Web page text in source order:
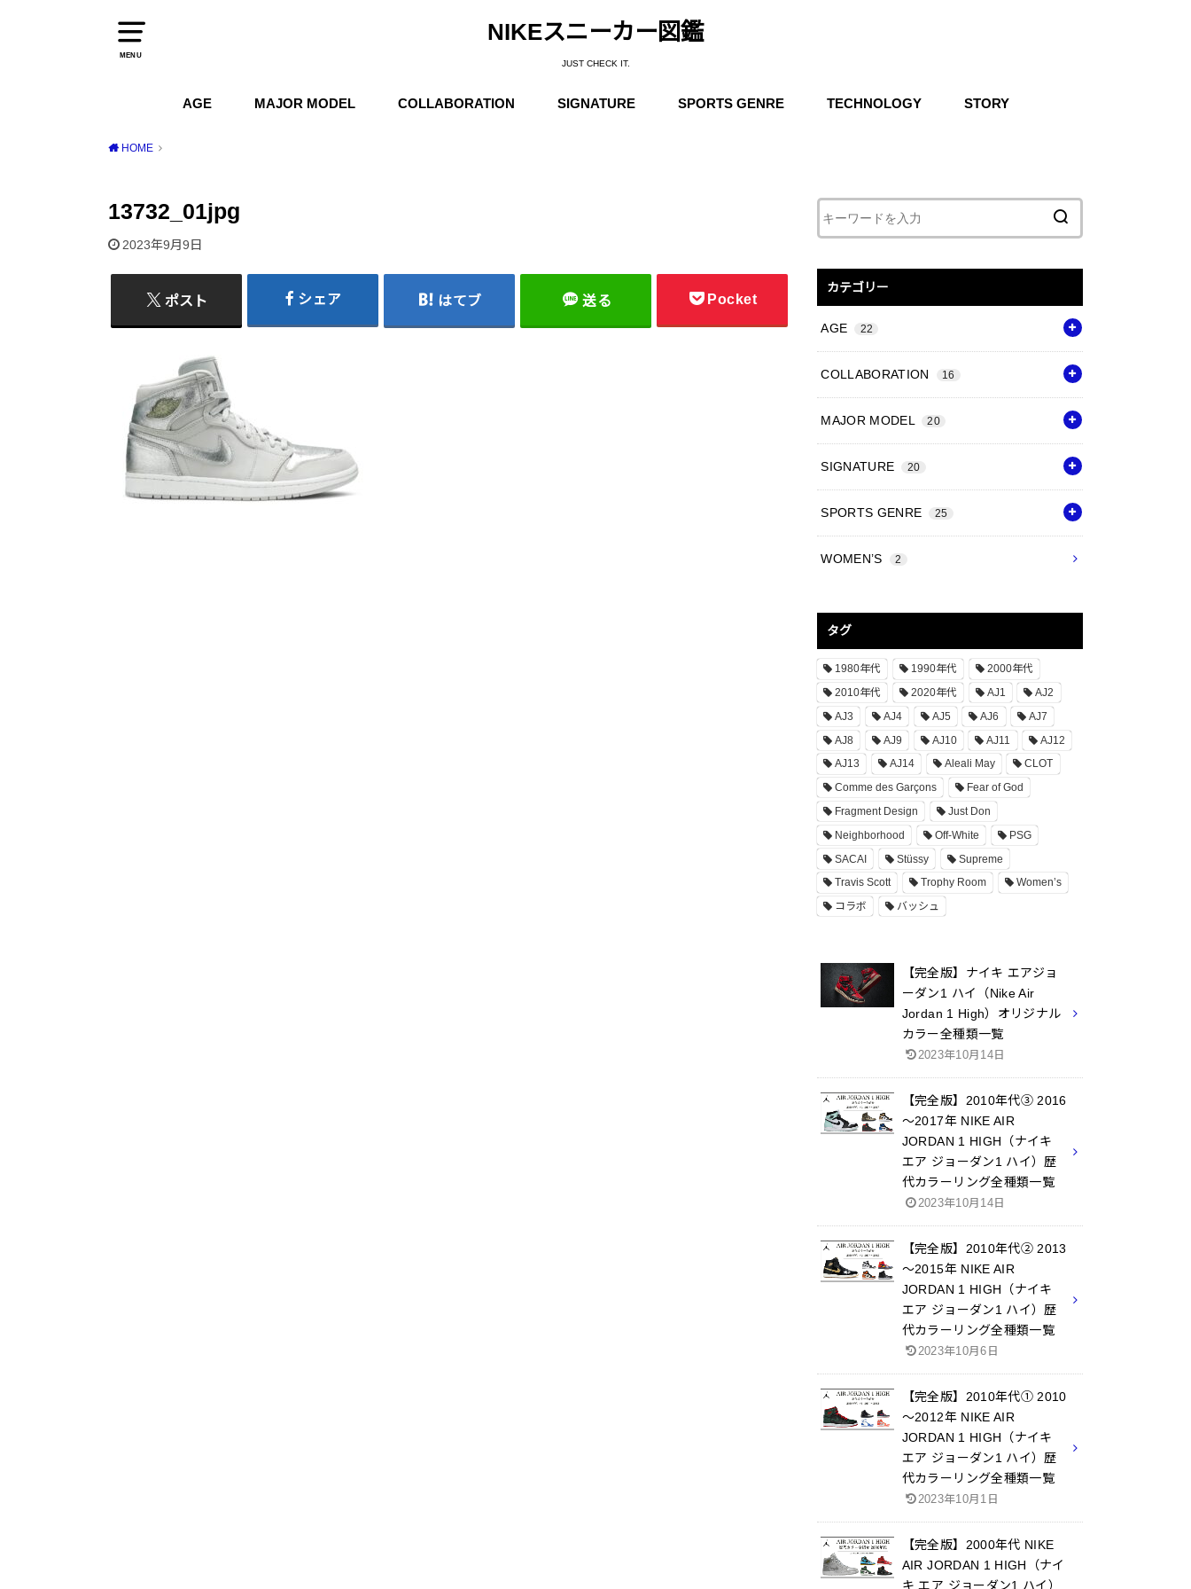
MENU
NIKEスニーカー図鑑
JUST CHECK IT.
AGE MAJOR MODEL COLLABORATION SIGNATURE SPORTS GENRE TECHNOLOGY STORY
HOME
13732_01jpg
2023年9月9日
ポスト シェア はてブ 送る Pocket
カテゴリー
AGE 22
COLLABORATION 16
MAJOR MODEL 20
SIGNATURE 20
SPORTS GENRE 25
WOMEN’S 2
タグ
1980年代 1990年代
2000年代
2010年代
2020年代 AJ1
AJ2
AJ3
AJ4 AJ5 AJ6
AJ7
AJ8
AJ9 AJ10 AJ11
AJ12
AJ13
AJ14 Aleali May
CLOT
Comme des Garçons
Fear of God
Fragment Design
Just Don
Neighborhood
Off-White
PSG
SACAI
Stüssy
Supreme
Travis Scott
Trophy Room
Women’s
コラボ
バッシュ
【完全版】ナイキ エアジョ
ーダン1 ハイ（Nike Air
Jordan 1 High）オリジナル
カラー全種類一覧
2023年10月14日
【完全版】2010年代③ 2016
～2017年 NIKE AIR
JORDAN 1 HIGH（ナイキ
エア ジョーダン1 ハイ）歴
代カラーリング全種類一覧
2023年10月14日
【完全版】2010年代② 2013
～2015年 NIKE AIR
JORDAN 1 HIGH（ナイキ
エア ジョーダン1 ハイ）歴
代カラーリング全種類一覧
2023年10月6日
【完全版】2010年代① 2010
～2012年 NIKE AIR
JORDAN 1 HIGH（ナイキ
エア ジョーダン1 ハイ）歴
代カラーリング全種類一覧
2023年10月1日
【完全版】2000年代 NIKE
AIR JORDAN 1 HIGH（ナイ
キ エア ジョーダン1 ハイ）